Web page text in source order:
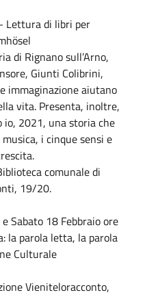
Lettura di libri per
di Rignano sull’Arno,
Giunti Colibrini,
immaginazione aiutano
vita. Presenta, inoltre,
io, 2021, una storia che
i cinque sensi e
comunale di
19/20.
Sabato 18 Febbraioore
la parola letta, la parola
Culturale
Vieniteloracconto,